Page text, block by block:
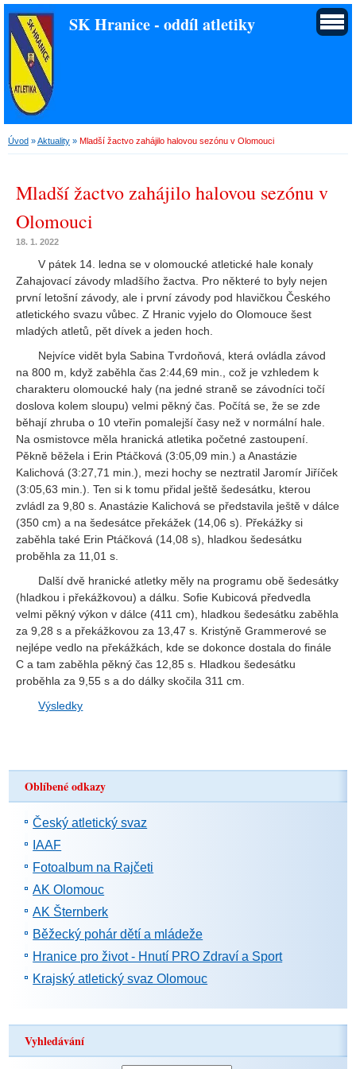
SK Hranice - oddíl atletiky
Úvod »Aktuality » Mladší žactvo zahájilo halovou sezónu v Olomouci
Mladší žactvo zahájilo halovou sezónu v
Olomouci
18. 1. 2022
V pátek 14. ledna se v olomoucké atletické hale konaly
Zahajovací závody mladšího žactva. Pro některé to byly nejen
první letošní závody, ale i první závody pod hlavičkou Českého
atletického svazu vůbec. Z Hranic vyjelo do Olomouce šest
mladých atletů, pět dívek a jeden hoch.
Nejvíce vidět byla Sabina Tvrdoňová, která ovládla závod
na 800 m, když zaběhla čas 2:44,69 min., což je vzhledem k
charakteru olomoucké haly (na jedné straně se závodníci točí
doslova kolem sloupu) velmi pěkný čas. Počítá se, že se zde
běhají zhruba o 10 vteřin pomalejší časy než v normální hale.
Na osmistovce měla hranická atletika početné zastoupení.
Pěkně běžela i Erin Ptáčková (3:05,09 min.) a Anastázie
Kalichová (3:27,71 min.), mezi hochy se neztratil Jaromír Jiříček
(3:05,63 min.). Ten si k tomu přidal ještě šedesátku, kterou
zvládl za 9,80 s. Anastázie Kalichová se představila ještě v dálce
(350 cm) a na šedesátce překážek (14,06 s). Překážky si
zaběhla také Erin Ptáčková (14,08 s), hladkou šedesátku
proběhla za 11,01 s.
Další dvě hranické atletky měly na programu obě šedesátky
(hladkou i překážkovou) a dálku. Sofie Kubicová předvedla
velmi pěkný výkon v dálce (411 cm), hladkou šedesátku zaběhla
za 9,28 s a překážkovou za 13,47 s. Kristýně Grammerové se
nejlépe vedlo na překážkách, kde se dokonce dostala do finále
C a tam zaběhla pěkný čas 12,85 s. Hladkou šedesátku
proběhla za 9,55 s a do dálky skočila 311 cm.
Výsledky
Oblíbené odkazy
Český atletický svaz
IAAF
Fotoalbum na Rajčeti
AK Olomouc
AK Šternberk
Běžecký pohár dětí a mládeže
Hranice pro život - Hnutí PRO Zdraví a Sport
Krajský atletický svaz Olomouc
Vyhledávání